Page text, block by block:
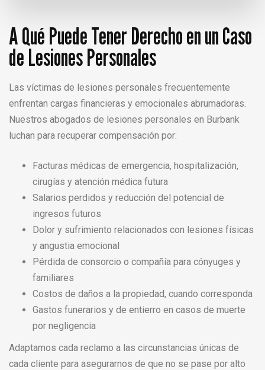
A Qué Puede Tener Derecho en un Caso
de Lesiones Personales
Las víctimas de lesiones personales frecuentemente
enfrentan cargas financieras y emocionales abrumadoras.
Nuestros abogados de lesiones personales en Burbank
luchan para recuperar compensación por:
Facturas médicas de emergencia, hospitalización,
cirugías y atención médica futura
Salarios perdidos y reducción del potencial de
ingresos futuros
Dolor y sufrimiento relacionados con lesiones físicas
y angustia emocional
Pérdida de consorcio o compañía para cónyuges y
familiares
Costos de daños a la propiedad, cuando corresponda
Gastos funerarios y de entierro en casos de muerte
por negligencia
Adaptamos cada reclamo a las circunstancias únicas de
cada cliente para asegurarnos de que no se pase por alto